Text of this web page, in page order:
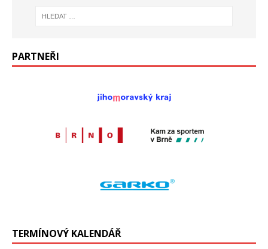
PARTNEŘI
TERMÍNOVÝ KALENDÁŘ